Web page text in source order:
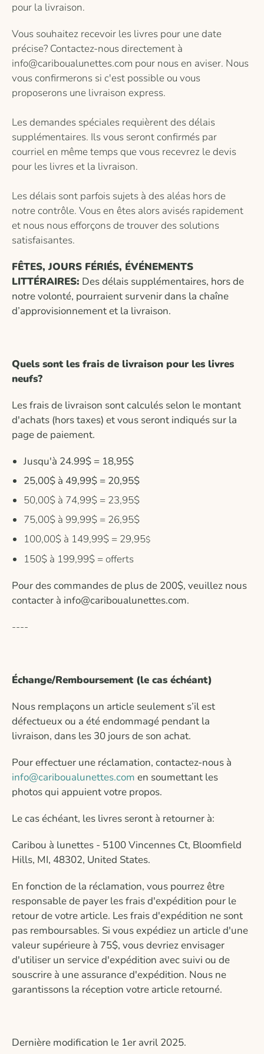
pour la livraison.
Vous souhaitez recevoir les livres pour une date
précise? Contactez-nous directement à
info@cariboualunettes.com pour nous en aviser. Nous
vous confirmerons si c'est possible ou vous
proposerons une livraison express.
Les demandes spéciales requièrent des délais
supplémentaires. Ils vous seront confirmés par
courriel en même temps que vous recevrez le devis
pour les livres et la livraison.
Les délais sont parfois sujets à des aléas hors de
notre contrôle. Vous en êtes alors avisés rapidement
et nous nous efforçons de trouver des solutions
satisfaisantes.
FÊTES, JOURS FÉRIÉS, ÉVÉNEMENTS
LITTÉRAIRES: Des délais supplémentaires, hors de
notre volonté, pourraient survenir dans la chaîne
d’approvisionnement et la livraison.
Quels sont les frais de livraison pour les livres
neufs?
Les frais de livraison sont calculés selon le montant
d'achats (hors taxes) et vous seront indiqués sur la
page de paiement.
Jusqu'à 24.99$ = 18,95$
25,00$ à 49,99$ = 20,95$
50,00$ à 74,99$ = 23,95$
75,00$ à 99,99$ = 26,95$
100,00$ à 149,99$ = 29,95$
150$ à 199,99$ = offerts
Pour des commandes de plus de 200$, veuillez nous
contacter à info@cariboualunettes.com.
----
Échange/Remboursement (le cas échéant)
Nous remplaçons un article seulement s’il est
défectueux ou a été endommagé pendant la
livraison, dans les 30 jours de son achat.
Pour effectuer une réclamation, contactez-nous à
info@cariboualunettes.com en soumettant les
photos qui appuient votre propos.
Le cas échéant, les livres seront à retourner à:
Caribou à lunettes - 5100 Vincennes Ct, Bloomfield
Hills, MI, 48302, United States.
En fonction de la réclamation, vous pourrez être
responsable de payer les frais d'expédition pour le
retour de votre article. Les frais d'expédition ne sont
pas remboursables. Si vous expédiez un article d'une
valeur supérieure à 75$, vous devriez envisager
d'utiliser un service d'expédition avec suivi ou de
souscrire à une assurance d'expédition. Nous ne
garantissons la réception votre article retourné.
Dernière modification le 1er avril 2025.